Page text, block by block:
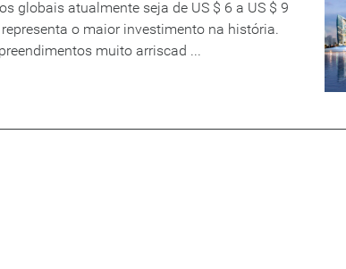
globais atualmente seja de US $ 6 a US $ 9
o maior investimento na história.
muito arriscad ...